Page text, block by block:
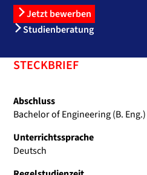
Jetzt bewerben
Studienberatung
STECKBRIEF
Abschluss
Bachelor of Engineering (B. Eng.)
Unterrichtssprache
Deutsch